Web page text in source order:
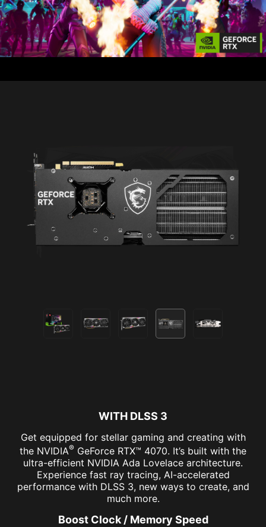
WITH DLSS 3
Get equipped for stellar gaming and creating with
the NVIDIA® GeForce RTX™ 4070. It’s built with the
ultra-efficient NVIDIA Ada Lovelace architecture.
Experience fast ray tracing, AI-accelerated
performance with DLSS 3, new ways to create, and
much more.
Boost Clock / Memory Speed